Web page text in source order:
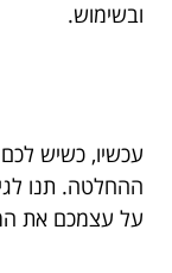
ובשימוש.
עכשיו, כשיש
ההחלטה. תנו
על עצמכם את